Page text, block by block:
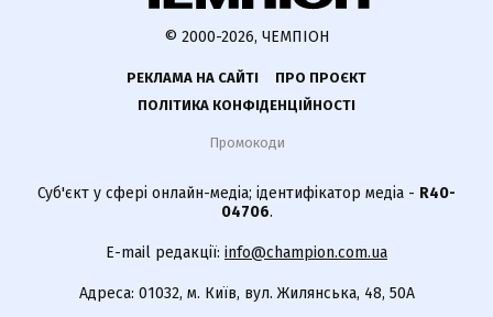
© 2000-2026, ЧЕМПІОН
РЕКЛАМА НА САЙТІ
ПРО ПРОЄКТ
ПОЛІТИКА КОНФІДЕНЦІЙНОСТІ
Промокоди
Суб'єкт у сфері онлайн-медіа; ідентифікатор медіа - R40-
04706.
E-mail редакції: info@champion.com.ua
Адреса: 01032, м. Київ, вул. Жилянська, 48, 50А